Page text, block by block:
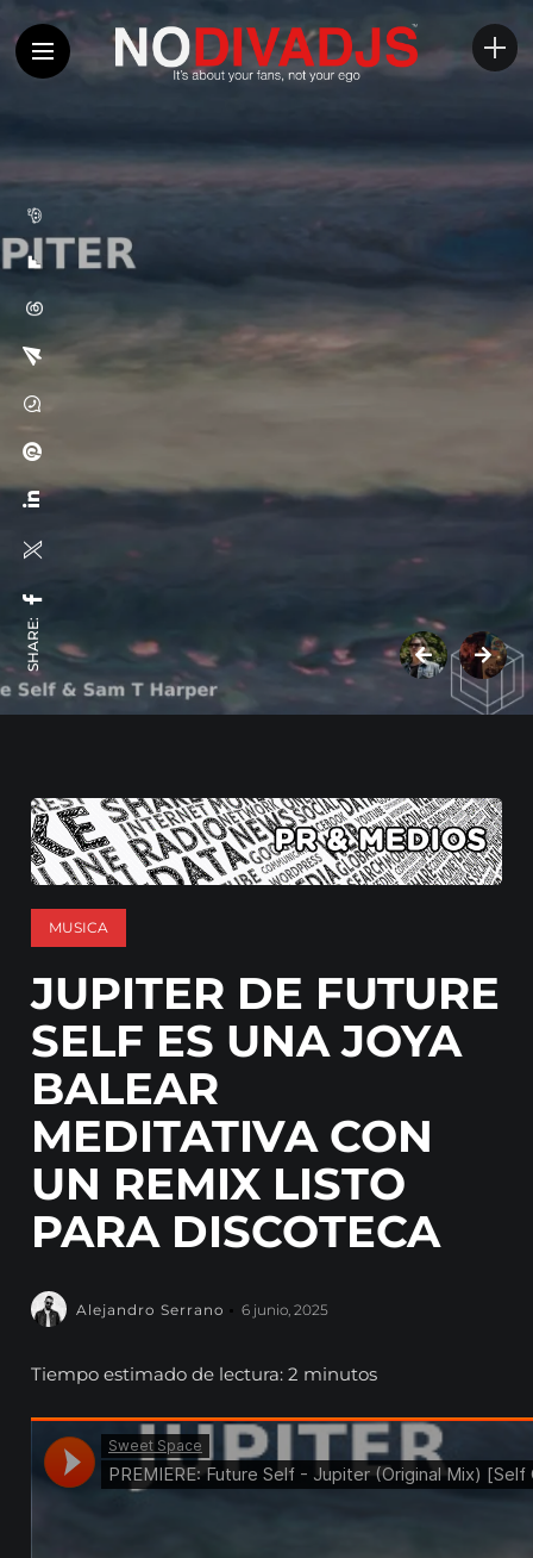
SHARE:
MUSICA
JUPITER DE FUTURE
SELF ES UNA JOYA
BALEAR
MEDITATIVA CON
UN REMIX LISTO
PARA DISCOTECA
Alejandro Serrano 6 junio, 2025
Tiempo estimado de lectura: 2 minutos